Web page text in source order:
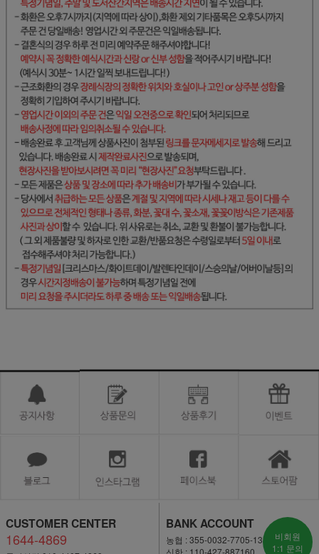
CUSTOMER CENTER
1644-4869
BANK ACCOUNT
농협 : 355-0032-7705-13
신한 : 110-427-887160
비회원
1:1 문의